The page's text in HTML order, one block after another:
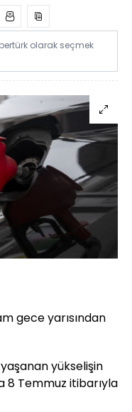
olarak seçmek
gece yarısından
yükselişin
8 Temmuz itibarıyla